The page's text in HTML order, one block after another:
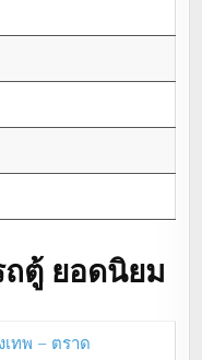
ตู้ ยอดนิยม
เทพ – ตราด